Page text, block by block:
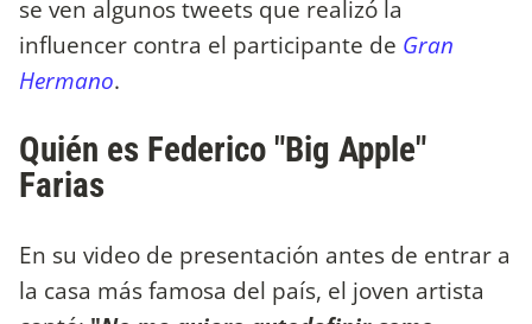
se ven algunos tweets que realizó la
influencer contra el participante de Gran
Hermano.
Quién es Federico "Big Apple"
Farias
En su video de presentación antes de entrar a
la casa más famosa del país, el joven artista